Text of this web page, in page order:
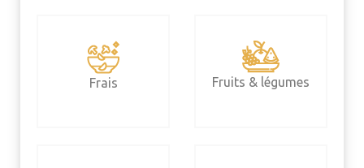
Frais Fruits & légumes